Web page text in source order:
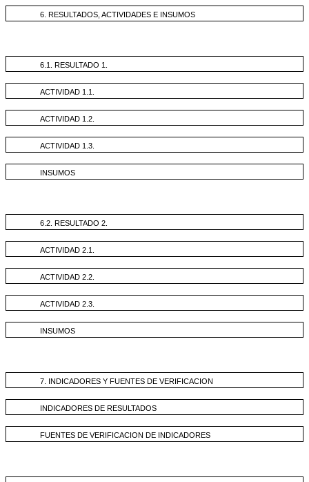
6. RESULTADOS, ACTIVIDADES E INSUMOS
6.1. RESULTADO 1.
ACTIVIDAD 1.1.
ACTIVIDAD 1.2.
ACTIVIDAD 1.3.
INSUMOS
6.2. RESULTADO 2.
ACTIVIDAD 2.1.
ACTIVIDAD 2.2.
ACTIVIDAD 2.3.
INSUMOS
7. INDICADORES Y FUENTES DE VERIFICACION
INDICADORES DE RESULTADOS
FUENTES DE VERIFICACION DE INDICADORES